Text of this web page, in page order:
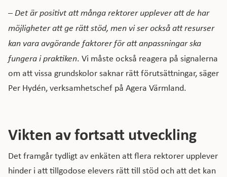
–Det är positivt att många rektorer upplever att de har
möjligheter att ge rätt stöd, men vi ser också att resurser
kan vara avgörande faktorer för att anpassningar ska
fungera i praktiken. Vi måste också reagera på signalerna
om att vissa grundskolor saknar rätt förutsättningar, säger
Per Hydén, verksamhetschef på Agera Värmland.
Vikten av fortsatt utveckling
Det framgår tydligt av enkäten att flera rektorer upplever
hinder i att tillgodose elevers rätt till stöd och att det kan